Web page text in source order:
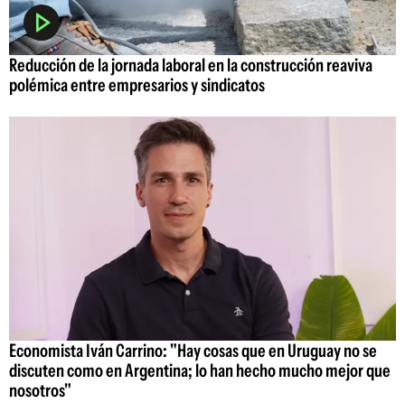
Reducción de la jornada laboral en la construcción reaviva
polémica entre empresarios y sindicatos
Economista Iván Carrino: "Hay cosas que en Uruguay no se
discuten como en Argentina; lo han hecho mucho mejor que
nosotros"